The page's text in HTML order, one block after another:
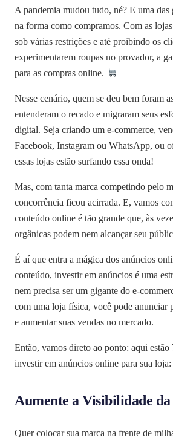
A pandemia mudou tudo, né? E uma das
na forma como compramos. Com as
sob várias restrições e até proibindo os
experimentarem roupas no provador, a
para as compras online.
Nesse cenário, quem se deu bem foram
entenderam o recado e migraram seus
digital. Seja criando um e-commerce,
Facebook, Instagram ou WhatsApp, ou
essas lojas estão surfando essa onda!
Mas, com tanta marca competindo pelo
concorrência ficou acirrada. E, vamos
conteúdo online é tão grande que, às
orgânicas podem nem alcançar seu
É aí que entra a mágica dos anúncios
conteúdo, investir em anúncios é uma
nem precisa ser um gigante do e-
com uma loja física, você pode anunciar
e aumentar suas vendas no mercado.
Então, vamos direto ao ponto: aqui
investir em anúncios online para sua loja:
Aumente a Visibilidade
Quer colocar sua marca na frente de